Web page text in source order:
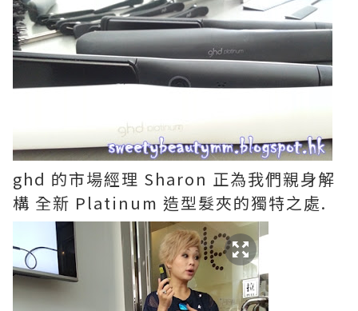
ghd 的市場經理 Sharon 正為我們親身解
構 全新 Platinum 造型髮夾的獨特之處.